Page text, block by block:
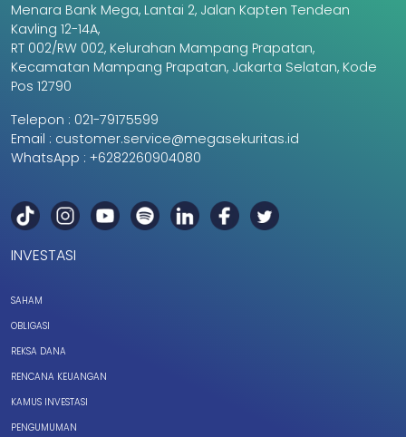
Menara Bank Mega, Lantai 2, Jalan Kapten Tendean
Kavling 12-14A,
RT 002/RW 002, Kelurahan Mampang Prapatan,
Kecamatan Mampang Prapatan, Jakarta Selatan, Kode
Pos 12790
Telepon : 021-79175599
Email : customer.service@megasekuritas.id
WhatsApp : +6282260904080
INVESTASI
SAHAM
OBLIGASI
REKSA DANA
RENCANA KEUANGAN
KAMUS INVESTASI
PENGUMUMAN